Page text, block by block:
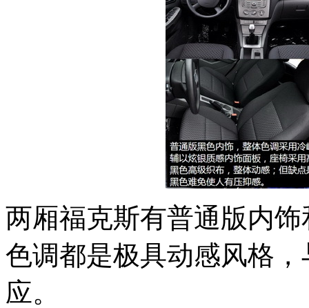
两厢福克斯有普通版内
色调都是极具动感风格
应。